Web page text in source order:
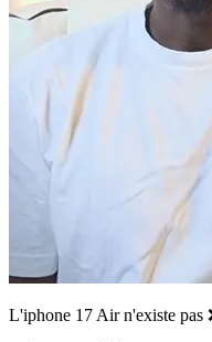
L'iphone 17 Air n'existe pas